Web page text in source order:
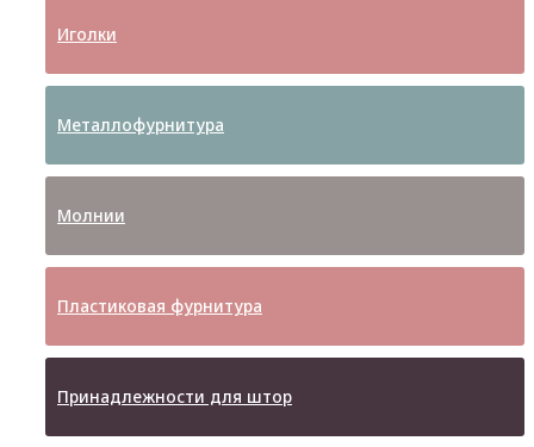
Иголки
Металлофурнитура
Молнии
Пластиковая фурнитура
Принадлежности для штор